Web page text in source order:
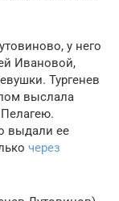
у него
Ивановой,
Тургенев
выслала
выдали ее
через